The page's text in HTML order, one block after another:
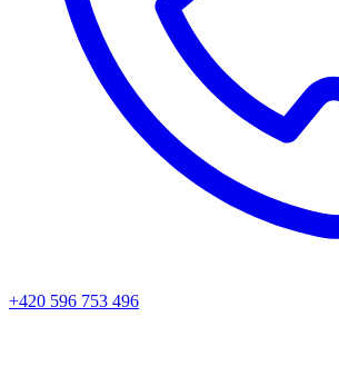
+420 596 753 496